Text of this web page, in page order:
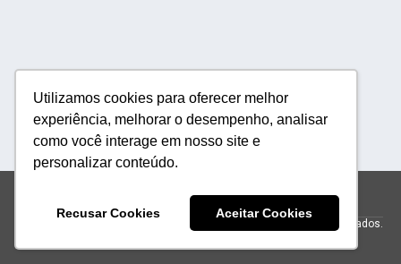
Utilizamos cookies para oferecer melhor
experiência, melhorar o desempenho, analisar
como você interage em nosso site e
personalizar conteúdo.
Recusar Cookies Aceitar Cookies
reservas@h500.com.br +551231283555
Todos os direitos reservados.